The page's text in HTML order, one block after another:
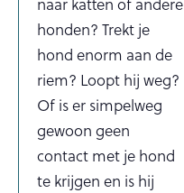
honden? Trekt je
hond enorm aan de
riem? Loopt hij weg?
Of is er simpelweg
gewoon geen
contact met je hond
te krijgen en is hij